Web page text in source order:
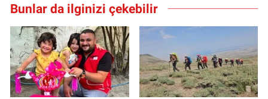
Bunlar da ilginizi çekebilir